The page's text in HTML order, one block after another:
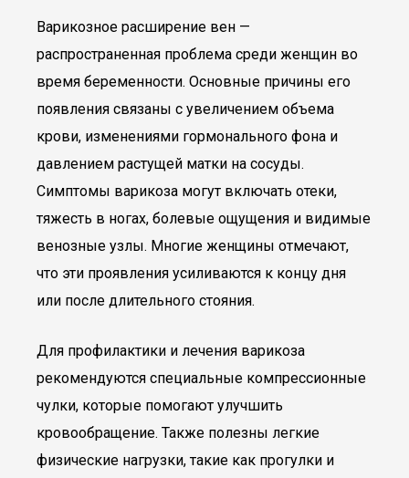
Варикозное расширение вен —
распространенная проблема среди женщин во
время беременности. Основные причины его
появления связаны с увеличением объема
крови, изменениями гормонального фона и
давлением растущей матки на сосуды.
Симптомы варикоза могут включать отеки,
тяжесть в ногах, болевые ощущения и видимые
венозные узлы. Многие женщины отмечают,
что эти проявления усиливаются к концу дня
или после длительного стояния.
Для профилактики и лечения варикоза
рекомендуются специальные компрессионные
чулки, которые помогают улучшить
кровообращение. Также полезны легкие
физические нагрузки, такие как прогулки и